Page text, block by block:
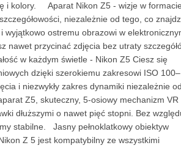
i kolory. Aparat Nikon Z5 - wizje w formacie
niezależnie od tego, co
wyjątkowo ostremu obrazowi w
nawet przycinać zdjęcia bez utraty
w każdym świetle - Nikon Z5 Ciesz się
dzięki szerokiemu zakresowi ISO 100–
i niezwykły zakres dynamiki niezależnie od
Z5, skuteczny, 5-osiowy mechanizm VR
dłuższymi o nawet pięć stopni. Bez
stabilne. Jasny pełnoklatkowy obiektyw
Z 5 jest kompatybilny ze wszystkimi